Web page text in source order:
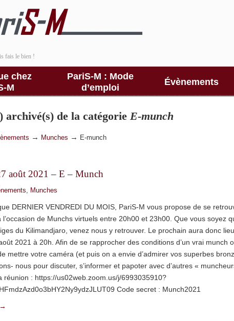
fais le bien !
chez
M
PariS-M : Mode
d’emploi
Évènements
archivé(s) de la catégorie E-munch
→ Munches → E-munch
août 2021 – E – Munch
, Munches
DERNIER VENDREDI DU MOIS, PariS-M vous propose de se
l’occasion de Munchs virtuels entre 20h00 et 23h00. Que vous soyez
du Kilimandjaro, venez nous y retrouver. Le prochain aura donc
2021 à 20h. Afin de se rapprocher des conditions d’un vrai munch
mettre votre caméra (et puis on a envie d’admirer vos superbes
nous pour discuter, s’informer et papoter avec d’autres «
réunion : https://us02web.zoom.us/j/6993035910?
Code secret : Munch2021
→